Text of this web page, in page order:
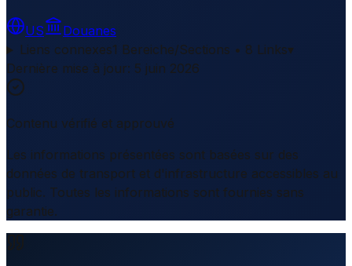
US
Douanes
Liens connexes1 Bereiche/Sections • 8 Links▾
Dernière mise à jour: 5 juin 2026
Contenu vérifié et approuvé
Les informations présentées sont basées sur des
données de transport et d'infrastructure accessibles au
public. Toutes les informations sont fournies sans
garantie.